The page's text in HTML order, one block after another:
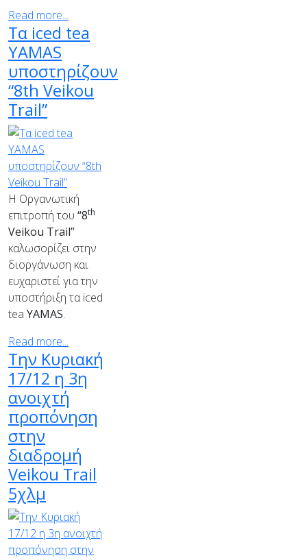
Read more...
Τα iced tea
YAMAS
υποστηρίζουν
“8th Veikou
Trail”
Η Οργανωτική
επιτροπή του “8th
Veikou Trail”
καλωσορίζει στην
διοργάνωση και
ευχαριστεί για την
υποστήριξη τα iced
tea YAMAS.
Read more...
Την Κυριακή
17/12 η 3η
ανοιχτή
προπόνηση
στην
διαδρομή
Veikou Trail
5χλμ